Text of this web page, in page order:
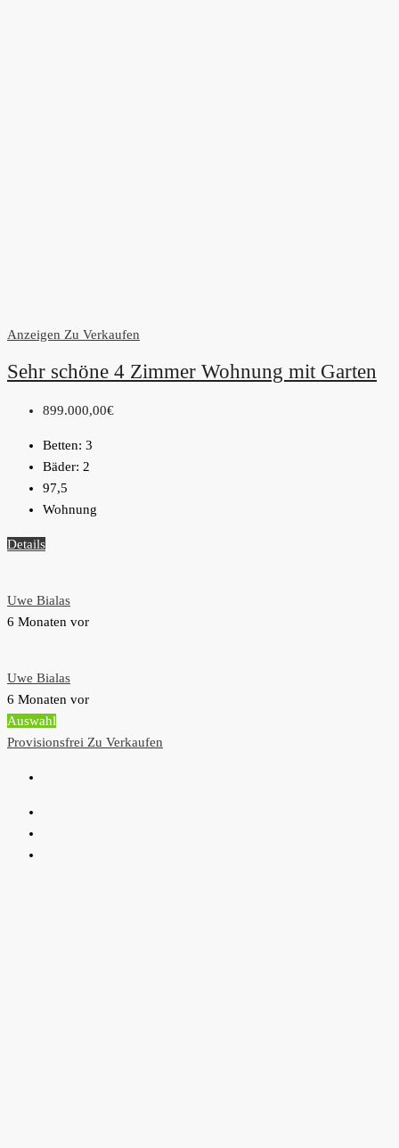
Anzeigen Zu Verkaufen
Sehr schöne 4 Zimmer Wohnung mit Garten
899.000,00€
Betten: 3
Bäder: 2
97,5
Wohnung
Details
Uwe Bialas
6 Monaten vor
Uwe Bialas
6 Monaten vor
Auswahl
Provisionsfrei Zu Verkaufen